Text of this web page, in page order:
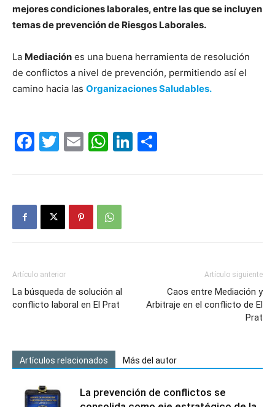
mejores condiciones laborales, entre las que se incluyen
temas de prevención de Riesgos Laborales.
La Mediación es una buena herramienta de resolución
de conflictos a nivel de prevención, permitiendo así el
camino hacia las Organizaciones Saludables.
Facebook
Twitter
EmailWhatsApp
LinkedIn
Artículo anterior
La búsqueda de solución al
conflicto laboral en El Prat
Artículo siguiente
Caos entre Mediación y
Arbitraje en el conflicto de El
Prat
Artículos relacionados Más del autor
La prevención de conflictos se